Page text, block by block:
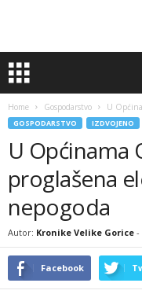
Home Gospodarstvo U
GOSPODARSTVO IZDVOJENO
U Općinama
proglašena
nepogoda
Autor: Kronike Velike Gorice -
Facebook